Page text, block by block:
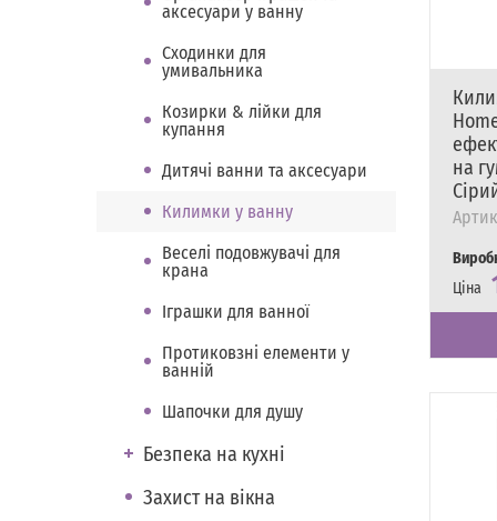
аксесуари у ванну
Сходинки для
умивальника
Козирки & лійки для
купання
Дитячі ванни та аксесуари
Килимки у ванну
Веселі подовжувачі для
крана
Іграшки для ванної
Протиковзні елементи у
ванній
Шапочки для душу
Безпека на кухні
Захист на вікна
на
Ціна
Є в